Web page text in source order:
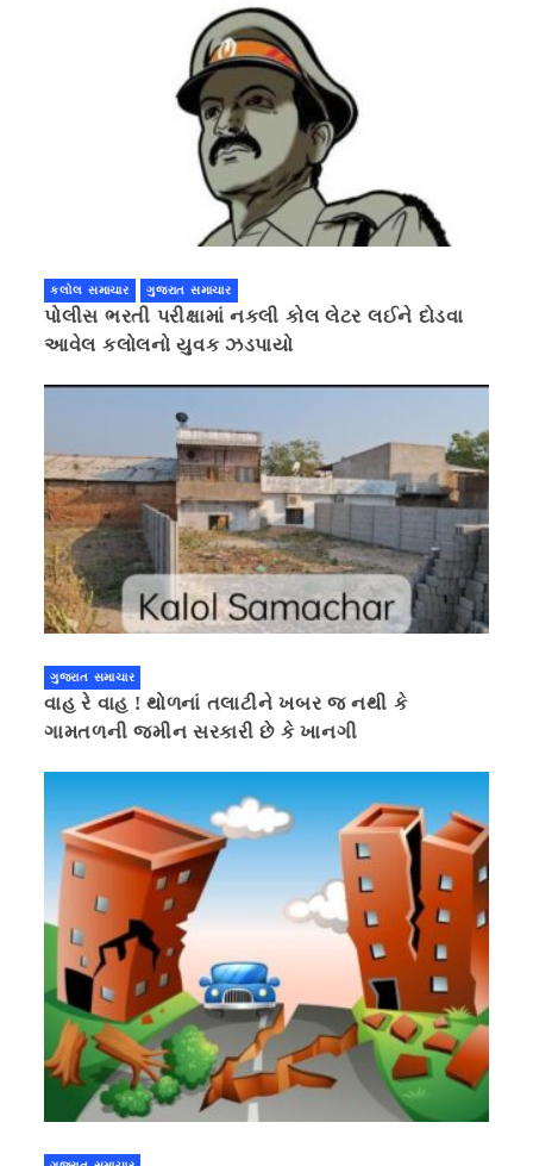
કલોલ સમાચાર ગુજરાત સમાચાર
પોલીસ ભરતી પરીક્ષામાં નકલી કોલ લેટર લઈને દોડવા
આવેલ કલોલનો યુવક ઝડપાયો
ગુજરાત સમાચાર
વાહ રે વાહ ! થોળનાં તલાટીને ખબર જ નથી કે
ગામતળની જમીન સરકારી છે કે ખાનગી